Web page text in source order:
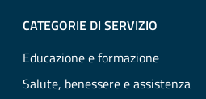
CATEGORIE DI SERVIZIO
Educazione e formazione
Salute, benessere e assistenza